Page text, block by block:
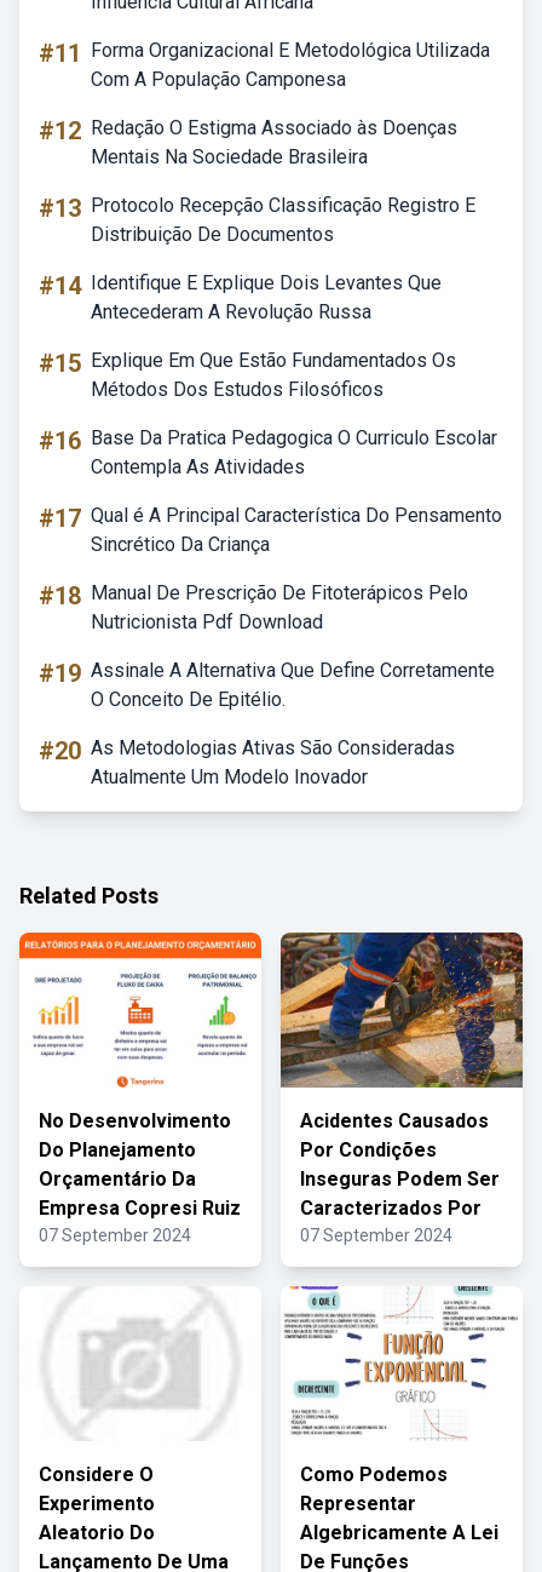
#11
Forma Organizacional E Metodológica Utilizada
Com A População Camponesa
#12 Redação O Estigma Associado às Doenças
Mentais Na Sociedade Brasileira
#13 Protocolo Recepção Classificação Registro E
Distribuição De Documentos
#14 Identifique E Explique Dois Levantes Que
Antecederam A Revolução Russa
#15 Explique Em Que Estão Fundamentados Os
Métodos Dos Estudos Filosóficos
#16 Base Da Pratica Pedagogica O Curriculo Escolar
Contempla As Atividades
#17 Qual é A Principal Característica Do Pensamento
Sincrético Da Criança
#18 Manual De Prescrição De Fitoterápicos Pelo
Nutricionista Pdf Download
#19 Assinale A Alternativa Que Define Corretamente
O Conceito De Epitélio.
#20 As Metodologias Ativas São Consideradas
Atualmente Um Modelo Inovador
Related Posts
No Desenvolvimento
Do Planejamento
Orçamentário Da
Empresa Copresi Ruiz
07 September 2024
Acidentes Causados
Por Condições
Inseguras Podem Ser
Caracterizados Por
07 September 2024
Considere O
Experimento
Aleatorio Do
Lançamento De Uma
Como Podemos
Representar
Algebricamente A Lei
De Funções